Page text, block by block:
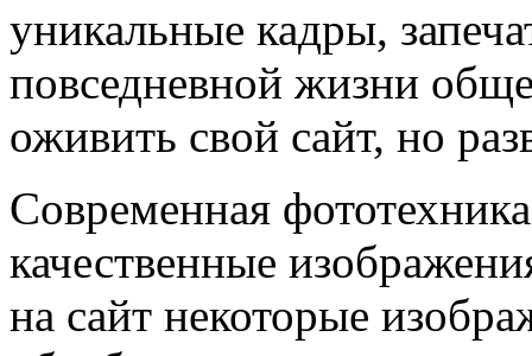
уникальные кадры,
повседневной жизни
оживить свой сайт, но
Современная
качественные
на сайт некоторые